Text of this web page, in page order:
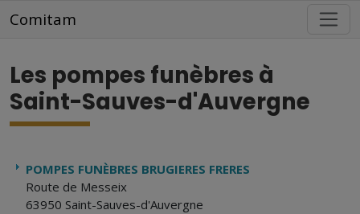
Comitam
Les pompes funèbres à
Saint-Sauves-d'Auvergne
POMPES FUNÈBRES BRUGIERES FRERES
Route de Messeix
63950 Saint-Sauves-d'Auvergne